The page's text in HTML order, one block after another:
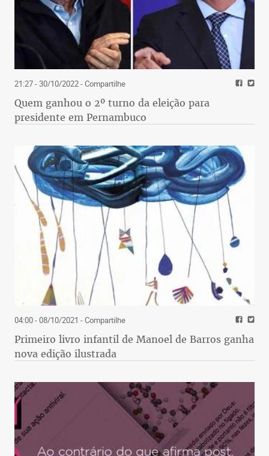
21:27 - 30/10/2022- Compartilhe
Quem ganhou o 2º turno da eleição para
presidente em Pernambuco
04:00 - 08/10/2021 - Compartilhe
Primeiro livro infantil de Manoel de Barros ganha
nova edição ilustrada